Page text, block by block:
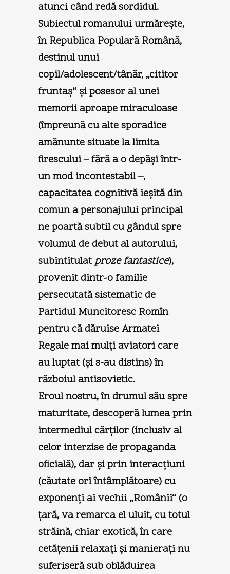
atunci când redă sordidul.
Subiectul romanului urmăreşte,
în Republica Populară Română,
destinul unui
copil/adolescent/tânăr, „cititor
fruntaş“ şi posesor al unei
memorii aproape miraculoase
(împreună cu alte sporadice
amănunte situate la limita
firescului – fără a o depăşi într-
un mod incontestabil –,
capacitatea cognitivă ieşită din
comun a personajului principal
ne poartă subtil cu gândul spre
volumul de debut al autorului,
subintitulatproze fantastice),
provenit dintr-o familie
persecutată sistematic de
Partidul Muncitoresc Romîn
pentru că dăruise Armatei
Regale mai mulţi aviatori care
au luptat (şi s-au distins) în
războiul antisovietic.
Eroul nostru, în drumul său spre
maturitate, descoperă lumea prin
intermediul cărţilor (inclusiv al
celor interzise de propaganda
oficială), dar şi prin interacţiuni
(căutate ori întâmplătoare) cu
exponenţi ai vechii „Românii“ (o
ţară, va remarca el uluit, cu totul
străină, chiar exotică, în care
cetăţenii relaxaţi şi manieraţi nu
suferiseră sub oblăduirea